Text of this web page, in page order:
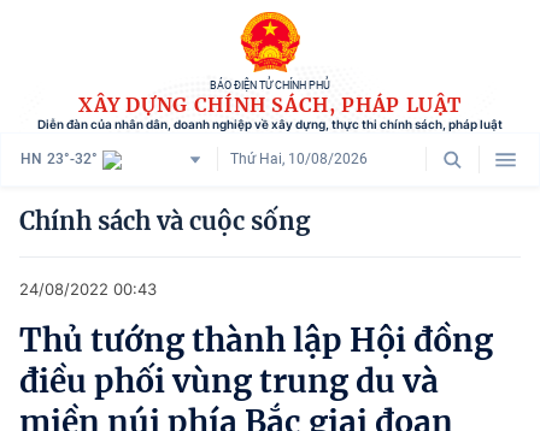
BÁO ĐIỆN TỬ CHÍNH PHỦ
XÂY DỰNG CHÍNH SÁCH, PHÁP LUẬT
Diễn đàn của nhân dân, doanh nghiệp về xây dựng, thực thi chính sách, pháp luật
HN 23°-32° Thứ Hai, 10/08/2026
Danh mục
Tham vấn chính sách
Người dân góp ý
Chính sách và cuộc sống
24/08/2022 00:43
Thủ tướng thành lập Hội đồng
điều phối vùng trung du và
miền núi phía Bắc giai đoạn